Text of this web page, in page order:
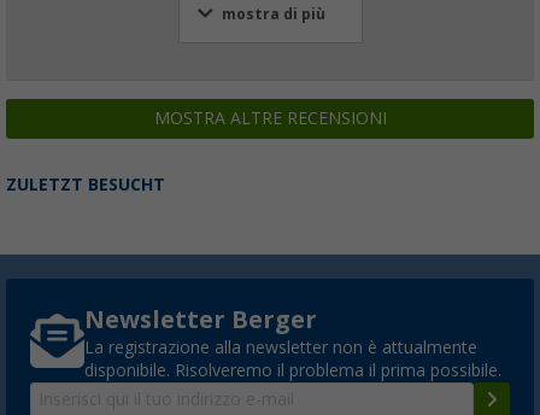
mostra di più
MOSTRA ALTRE RECENSIONI
ZULETZT BESUCHT
Newsletter Berger
La registrazione alla newsletter non è attualmente
disponibile. Risolveremo il problema il prima possibile.